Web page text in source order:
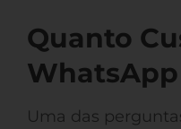
Quanto
Uma das